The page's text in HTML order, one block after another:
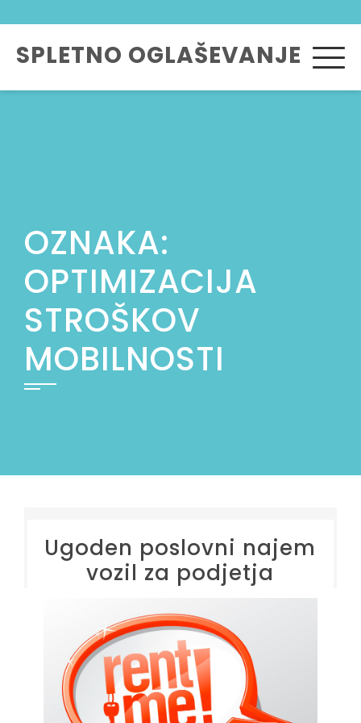
content
SPLETNO OGLAŠEVANJE
OZNAKA:
OPTIMIZACIJA
STROŠKOV
MOBILNOSTI
Ugoden poslovni najem
vozil za podjetja